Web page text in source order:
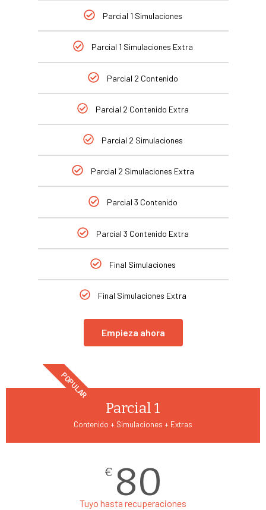
Parcial 1 Simulaciones
Parcial 1 Simulaciones Extra
Parcial 2 Contenido
Parcial 2 Contenido Extra
Parcial 2 Simulaciones
Parcial 2 Simulaciones Extra
Parcial 3 Contenido
Parcial 3 Contenido Extra
Final Simulaciones
Final Simulaciones Extra
Empieza ahora
POPULAR
Parcial 1
Contenido + Simulaciones + Extras
€ 80
Tuyo hasta recuperaciones